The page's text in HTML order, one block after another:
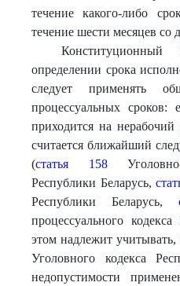
течение какого-либо
течение шести месяцев со
определении срока
следует применять
процессуальных сроков:
приходится на
считается ближайший
(статья 158Уголовно-
Республики Беларусь,
Республики Беларусь,
процессуального
этом надлежит
Уголовного кодекса
недопустимости